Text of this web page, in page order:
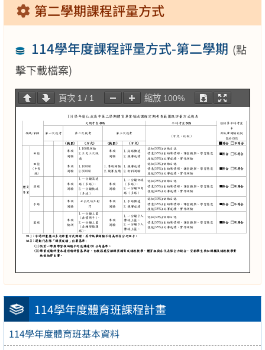
114學年度體育班課程計畫
114學年度體育班基本資料
第二學期課程評量方式
114學年度課程評量方式-第二學期 (點
擊下載檔案)
頁次 1 / 1 縮放 100%